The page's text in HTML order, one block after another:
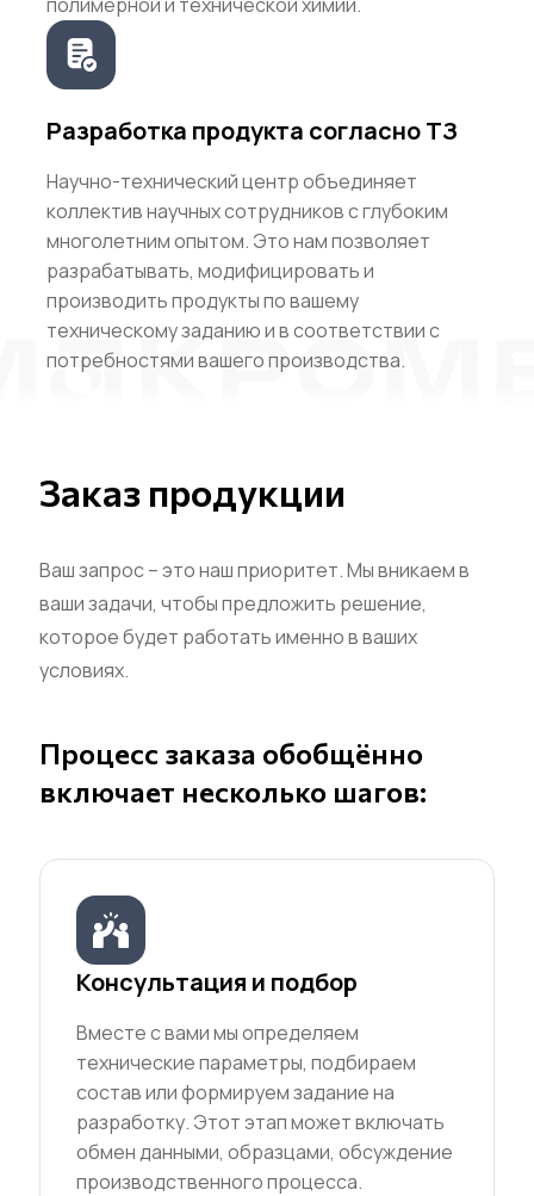
Разработка продукта согласно ТЗ
Научно-технический центр объединяет
коллектив научных сотрудников с глубоким
многолетним опытом. Это нам позволяет
разрабатывать, модифицировать и
производить продукты по вашему
техническому заданию и в соответствии с
потребностями вашего производства.
Заказ продукции
Ваш запрос – это наш приоритет. Мы вникаем в
ваши задачи, чтобы предложить решение,
которое будет работать именно в ваших
условиях.
Процесс заказа обобщённо
включает несколько шагов:
Консультация и подбор
Вместе с вами мы определяем
технические параметры, подбираем
состав или формируем задание на
разработку. Этот этап может включать
обмен данными, образцами, обсуждение
производственного процесса.